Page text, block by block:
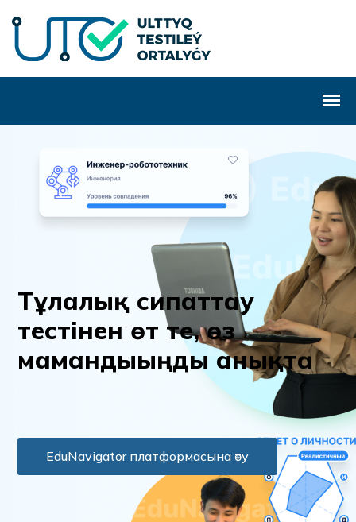
Тұлалық сипаттау
тестінен өт те, өз
мамандыыңды анықта
EduNavigator платформасына өту